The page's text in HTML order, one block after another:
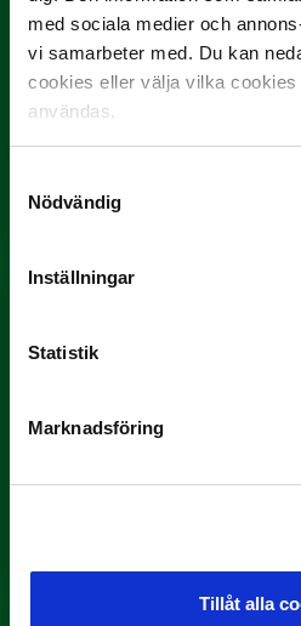
med sociala medier och
vi samarbeter med. Du kan
cookies eller välja vilka
användas.
Nödvändig
Inställningar
Statistik
Marknadsföring
Tillåt alla
3 JULI
Yttrar gör…